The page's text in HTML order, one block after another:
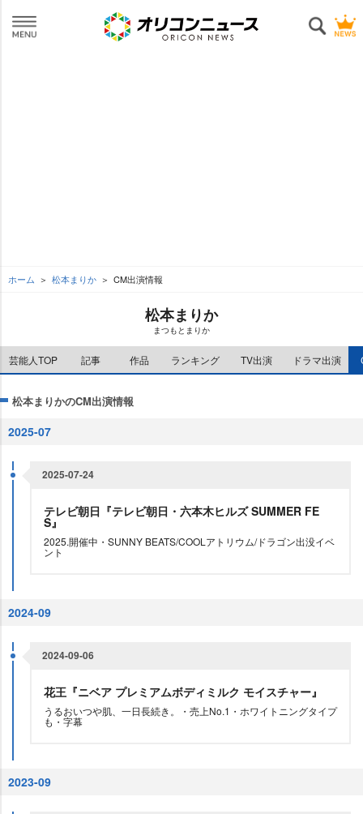
ホーム 松本まりか CM出演情報
松本まりか
まつもとまりか
芸能人TOP 記事 作品 ランキング TV出演 ドラマ出演
松本まりかのCM出演情報
2025-07
2025-07-24
テレビ朝日『テレビ朝日・六本木ヒルズ SUMMER FE
S』
2025.開催中・SUNNY BEATS/COOLアトリウム/ドラゴン出没イベ
ント
2024-09
2024-09-06
花王『ニベア プレミアムボディミルク モイスチャー』
うるおいつや肌、一日長続き。・売上No.1・ホワイトニングタイプ
も・字幕
2023-09